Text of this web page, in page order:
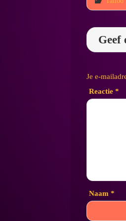
Geef
Je e-
Reactie *
Naam *